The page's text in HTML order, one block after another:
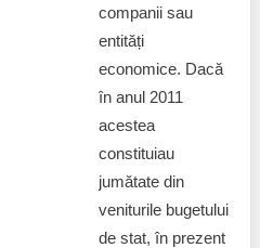
companii sau
entități
economice. Dacă
în anul 2011
acestea
constituiau
jumătate din
veniturile bugetului
de stat, în prezent